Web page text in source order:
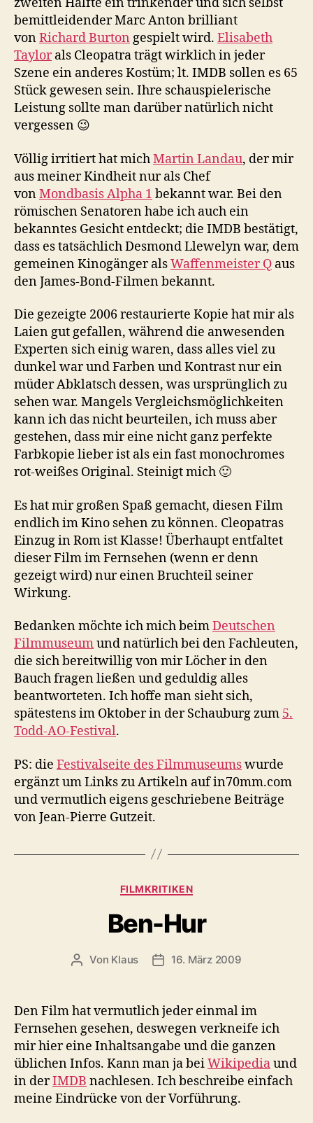
bemittleidender Marc Anton brilliant
vonRichard Burton gespielt wird. Elisabeth
Taylorals Cleopatra trägt wirklich in jeder
Szene ein anderes Kostüm; lt. IMDB sollen es 65
Stück gewesen sein. Ihre schauspielerische
Leistung sollte man darüber natürlich nicht
vergessen 😉
Völlig irritiert hat michMartin Landau, der mir
aus meiner Kindheit nur als Chef
vonMondbasis Alpha 1 bekannt war. Bei den
römischen Senatoren habe ich auch ein
bekanntes Gesicht entdeckt; die IMDB bestätigt,
dass es tatsächlich Desmond Llewelyn war, dem
gemeinen Kinogänger alsWaffenmeister Q aus
den James-Bond-Filmen bekannt.
Die gezeigte 2006 restaurierte Kopie hat mir als
Laien gut gefallen, während die anwesenden
Experten sich einig waren, dass alles viel zu
dunkel war und Farben und Kontrast nur ein
müder Abklatsch dessen, was ursprünglich zu
sehen war. Mangels Vergleichsmöglichkeiten
kann ich das nicht beurteilen, ich muss aber
gestehen, dass mir eine nicht ganz perfekte
Farbkopie lieber ist als ein fast monochromes
rot-weißes Original. Steinigt mich 🙂
Es hat mir großen Spaß gemacht, diesen Film
endlich im Kino sehen zu können. Cleopatras
Einzug in Rom ist Klasse! Überhaupt entfaltet
dieser Film im Fernsehen (wenn er denn
gezeigt wird) nur einen Bruchteil seiner
Wirkung.
Bedanken möchte ich mich beimDeutschen
Filmmuseumund natürlich bei den Fachleuten,
die sich bereitwillig von mir Löcher in den
Bauch fragen ließen und geduldig alles
beantworteten. Ich hoffe man sieht sich,
spätestens im Oktober in der Schauburg zum 5.
Todd-AO-Festival.
PS: die Festivalseite des Filmmuseumswurde
ergänzt um Links zu Artikeln auf in70mm.com
und vermutlich eigens geschriebene Beiträge
von Jean-Pierre Gutzeit.
Kategorien
FILMKRITIKEN
Ben-Hur
Beitragsautor
Von Klaus Veröffentlichungsdatum
16. März 2009
Den Film hat vermutlich jeder einmal im
Fernsehen gesehen, deswegen verkneife ich
mir hier eine Inhaltsangabe und die ganzen
üblichen Infos. Kann man ja beiWikipediaund
in derIMDB nachlesen. Ich beschreibe einfach
meine Eindrücke von der Vorführung.